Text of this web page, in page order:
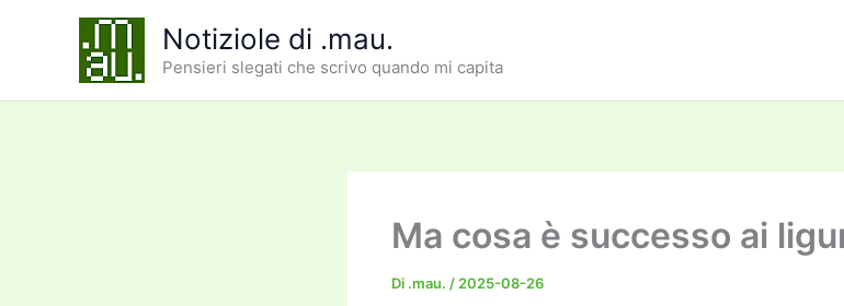
Notiziole di .mau.
Pensieri slegati che scrivo quando mi capita
Ma cosa è successo ai
Di .mau. / 2025-08-26